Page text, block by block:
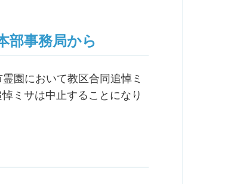
部事務局から
園において教区合同追悼ミ
ミサは中止することになり